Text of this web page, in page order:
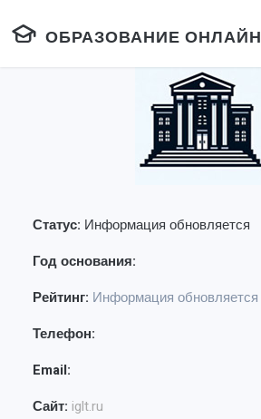
ОБРАЗОВАНИЕ ОНЛАЙН
Статус: Информация обновляется
Год основания:
Рейтинг: Информация обновляется
Телефон:
Email:
Сайт: iglt.ru